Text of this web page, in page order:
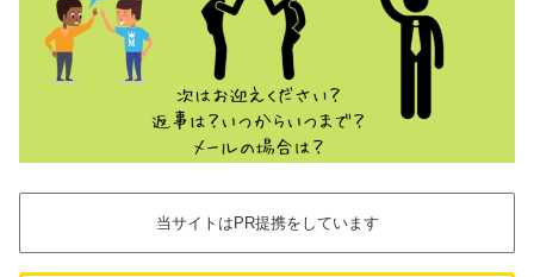
当サイトはPR提携をしています